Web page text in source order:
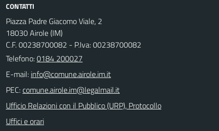
CONTATTI
Piazza Padre Giacomo Viale, 2
18030 Airole (IM)
C.F. 00238700082 - P.Iva: 00238700082
Telefono:0184 200027
E-mail:
PEC:
Ufficio Relazioni con il Pubblico (URP), Protocollo
Uffici e orari